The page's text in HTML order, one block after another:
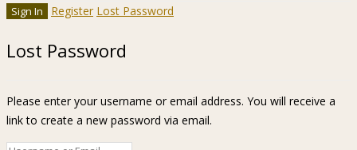
Register Lost Password
Lost Password
Please enter your username or email address. You will receive a
link to create a new password via email.